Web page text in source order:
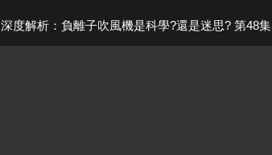
深度解析：負離子吹風機是科學?還是迷思? 第48集